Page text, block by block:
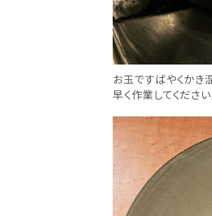
お玉ですばやくかき
早く作業してください